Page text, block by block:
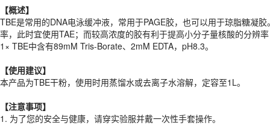
1× TBE中含有89mM Tris-Borate、2mM EDTA，pH8.3。
【使用建议】
本产品为TBE干粉，使用时用蒸馏水或去离子水溶解，定容至1L。
【注意事项】
1.为了您的安全与健康，请穿实验服并戴一次性手套操作。
货期
1-2天
规格
10包×1L
【概述】
TBE是常用的DNA电泳缓冲液，常用于PAGE胶，也可以用于琼脂糖凝
率，此时宜使用TAE；而较高浓度的胶有利于提高小分子量核酸的分辨
1× TBE中含有89mM Tris-Borate、2mM EDTA，pH8.3。
【使用建议】
本产品为TBE干粉，使用时用蒸馏水或去离子水溶解，定容至1L。
【注意事项】
1. 为了您的安全与健康，请穿实验服并戴一次性手套操作。